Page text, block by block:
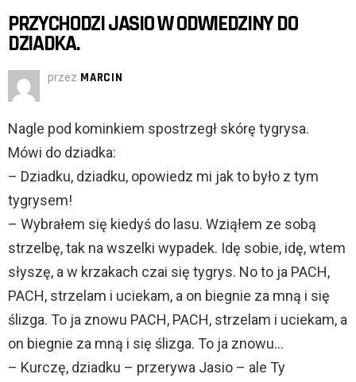
PRZYCHODZI JASIO W ODWIEDZINY DO
DZIADKA.
przez MARCIN
Nagle pod kominkiem spostrzegł skórę tygrysa.
Mówi do dziadka:
– Dziadku, dziadku, opowiedz mi jak to było z tym
tygrysem!
– Wybrałem się kiedyś do lasu. Wziąłem ze sobą
strzelbę, tak na wszelki wypadek. Idę sobie, idę, wtem
słyszę, a w krzakach czai się tygrys. No to ja PACH,
PACH, strzelam i uciekam, a on biegnie za mną i się
ślizga. To ja znowu PACH, PACH, strzelam i uciekam, a
on biegnie za mną i się ślizga. To ja znowu…
– Kurczę, dziadku – przerywa Jasio – ale Ty